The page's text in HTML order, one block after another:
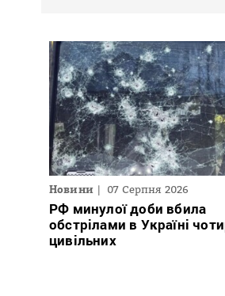
Новини 07 Серпня 2026
РФ минулої доби вбила
обстрілами в Україні
цивільних